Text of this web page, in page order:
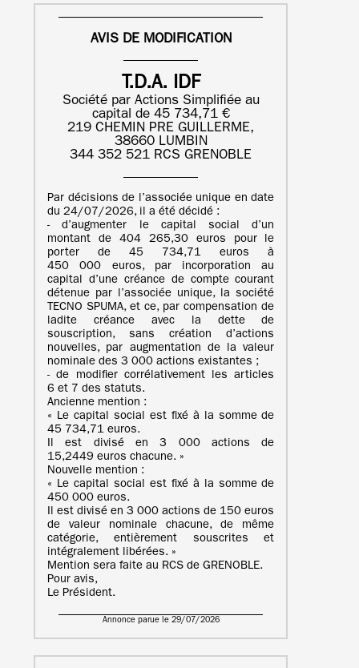
AVIS DE MODIFICATION
T.D.A. IDF
Société par Actions Simplifiée au
capital de 45 734,71 €
219 CHEMIN PRE GUILLERME,
38660 LUMBIN
344 352 521 RCS GRENOBLE
Par décisions de l’associée unique en date
du 24/07/2026, il a été décidé :
- d’augmenter le capital social d’un
montant de 404 265,30 euros pour le
porter de 45 734,71 euros à
450 000 euros, par incorporation au
capital d’une créance de compte courant
détenue par l’associée unique, la société
TECNO SPUMA, et ce, par compensation de
ladite créance avec la dette de
souscription, sans création d’actions
nouvelles, par augmentation de la valeur
nominale des 3 000 actions existantes ;
- de modifier corrélativement les articles
6 et 7 des statuts.
Ancienne mention :
« Le capital social est fixé à la somme de
45 734,71 euros.
Il est divisé en 3 000 actions de
15,2449 euros chacune. »
Nouvelle mention :
« Le capital social est fixé à la somme de
450 000 euros.
Il est divisé en 3 000 actions de 150 euros
de valeur nominale chacune, de même
catégorie, entièrement souscrites et
intégralement libérées. »
Mention sera faite au RCS de GRENOBLE.
Pour avis,
Le Président.
Annonce parue le 29/07/2026